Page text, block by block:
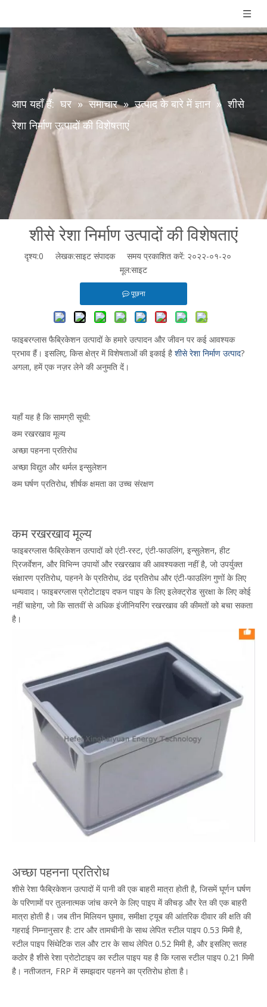
आप यहाँ हैं: घर » समाचार » उत्पाद के बारे में ज्ञान » शीसे
रेशा निर्माण उत्पादों की विशेषताएं
शीसे रेशा निर्माण उत्पादों की विशेषताएं
दृश्य:0 लेखक:साइट संपादक समय प्रकाशित करें: २०२२-०१-२०
मूल:साइट
पूछना
फाइबरग्लास फैब्रिकेशन उत्पादों के हमारे उत्पादन और जीवन पर कई आवश्यक
प्रभाव हैं। इसलिए, किस क्षेत्र में विशेषताओं की इकाई है शीसे रेशा निर्माण उत्पाद?
अगला, हमें एक नज़र लेने की अनुमति दें।
यहाँ यह है कि सामग्री सूची:
कम रखरखाव मूल्य
अच्छा पहनना प्रतिरोध
अच्छा विद्युत और थर्मल इन्सुलेशन
कम घर्षण प्रतिरोध, शीर्षक क्षमता का उच्च संरक्षण
कम रखरखाव मूल्य
फाइबरग्लास फैब्रिकेशन उत्पादों को एंटी-रस्ट, एंटी-फाउलिंग, इन्सुलेशन, हीट
प्रिजर्वेशन, और विभिन्न उपायों और रखरखाव की आवश्यकता नहीं है, जो उपर्युक्त
संक्षारण प्रतिरोध, पहनने के प्रतिरोध, ठंढ प्रतिरोध और एंटी-फाउलिंग गुणों के लिए
धन्यवाद। फाइबरग्लास प्रोटोटाइप दफन पाइप के लिए इलेक्ट्रोड सुरक्षा के लिए कोई
नहीं चाहेगा, जो कि सातवीं से अधिक इंजीनियरिंग रखरखाव की कीमतों को बचा सकता
है।
अच्छा पहनना प्रतिरोध
शीसे रेशा फैब्रिकेशन उत्पादों में पानी की एक बाहरी मात्रा होती है, जिसमें घूर्णन घर्षण
के परिणामों पर तुलनात्मक जांच करने के लिए पाइप में कीचड़ और रेत की एक बाहरी
मात्रा होती है। जब तीन मिलियन घुमाव, समीक्षा ट्यूब की आंतरिक दीवार की क्षति की
गहराई निम्नानुसार है: टार और तामचीनी के साथ लेपित स्टील पाइप 0.53 मिमी है,
स्टील पाइप सिंथेटिक राल और टार के साथ लेपित 0.52 मिमी है, और इसलिए सतह
कठोर है शीसे रेशा प्रोटोटाइप का स्टील पाइप यह है कि ग्लास स्टील पाइप 0.21 मिमी
है। नतीजतन, FRP में समझदार पहनने का प्रतिरोध होता है।